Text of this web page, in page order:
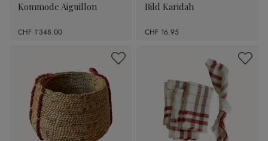
Kommode Aiguillon
CHF 1’348.00
Bild Karidah
CHF 16.95